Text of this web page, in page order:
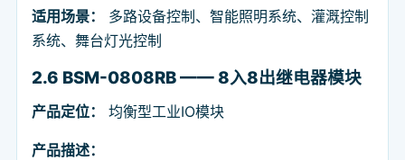
适用场景：
多路设备控制、智能照明系统、灌溉控制
系统、舞台灯光控制
2.6 BSM-0808RB —— 8入8出继电器模块
产品定位： 均衡型工业IO模块
产品描述：